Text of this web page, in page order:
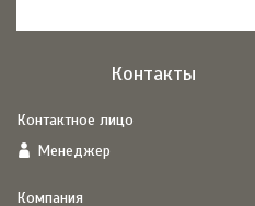
Контакты
Менеджер